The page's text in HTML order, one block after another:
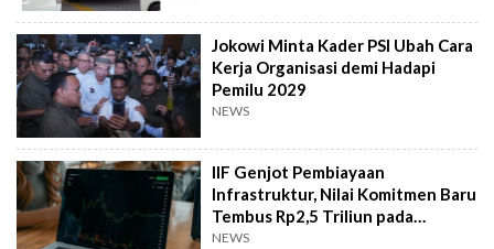
Jokowi Minta Kader PSI Ubah Cara
Kerja Organisasi demi Hadapi
Pemilu 2029
NEWS
IIF Genjot Pembiayaan
Infrastruktur, Nilai Komitmen Baru
Tembus Rp2,5 Triliun pada
Semester I 2026
NEWS